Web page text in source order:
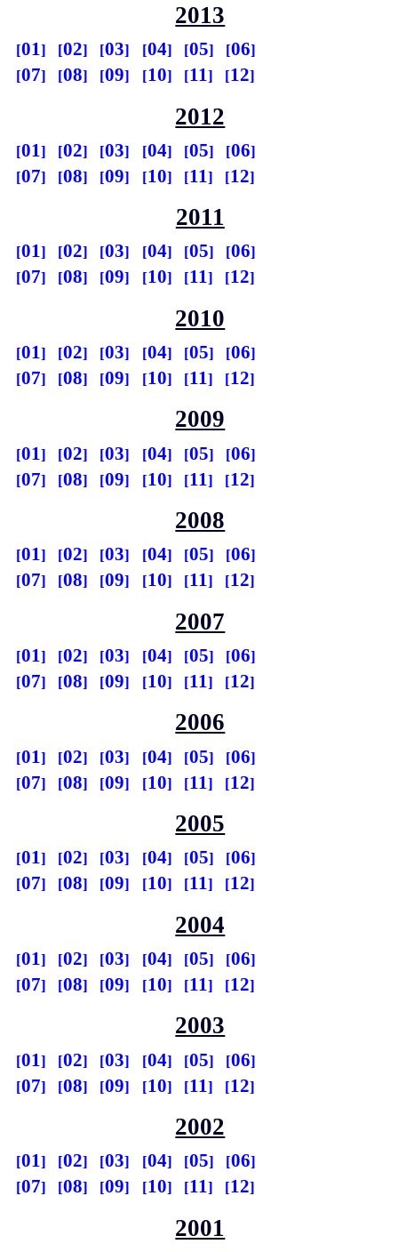
2013
01 02 03 04 05
06
07
08 09 10 11 12
2012
01 02 03 04 05
06
07
08 09 10 11 12
2011
01 02 03 04 05
06
07
08 09 10 11 12
2010
01 02 03 04 05
06
07
08 09 10 11 12
2009
01 02 03 04 05
06
07
08 09 10 11 12
2008
01 02 03 04 05
06
07
08 09 10 11 12
2007
01 02 03 04 05
06
07
08 09 10 11 12
2006
01 02 03 04 05
06
07
08 09 10 11 12
2005
01 02 03 04 05
06
07
08 09 10 11 12
2004
01 02 03 04 05
06
07
08 09 10 11 12
2003
01 02 03 04 05
06
07
08 09 10 11 12
2002
01 02 03 04 05
06
07
08 09 10 11 12
2001